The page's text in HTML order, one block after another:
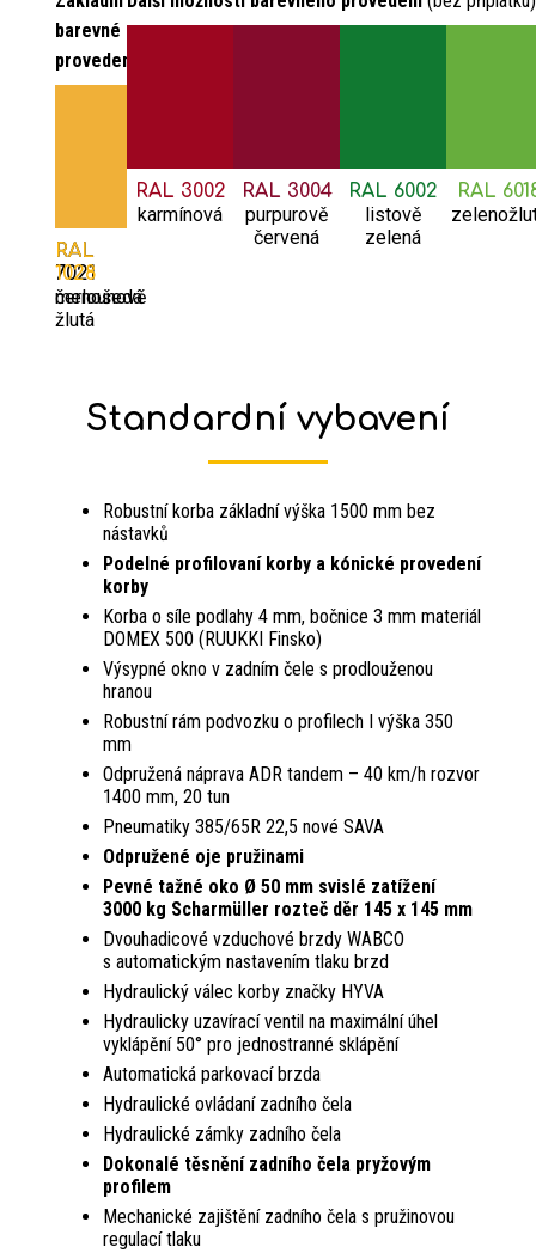
barevné
provedení:
RAL
7021
černošedá
RAL
1028
melounově
žlutá
RAL 3002
karmínová
RAL 3004
purpurově
červená
RAL 6002
listově
zelená
RAL
Standardní vybavení
Robustní korba základní výška 1500 mm bez
nástavků
Podelné profilovaní korby a kónické provedení
korby
Korba o síle podlahy 4 mm, bočnice 3 mm materiál
DOMEX 500 (RUUKKI Finsko)
Výsypné okno v zadním čele s prodlouže­nou
hranou
Robustní rám podvozku o profilech I výška 350
mm
Odpružená náprava ADR tandem – 40 km/h rozvor
1400 mm, 20 tun
Pneumatiky 385/65R 22,5 nové SAVA
Odpružené oje pružinami
Pevné tažné oko Ø 50 mm svislé zatížení
3000 kg Scharmüller rozteč děr 145 x 145 mm
Dvouhadicové vzduchové brzdy WABCO
s automatickým nastavením tlaku brzd
Hydraulický válec korby značky HYVA
Hydraulicky uzavírací ventil na maximální úhel
vyklápění 50° pro jednostranné sklápění
Automatická parkovací brzda
Hydraulické ovládaní zadního čela
Hydraulické zámky zadního čela
Dokonalé těsnění zadního čela pryžovým
profilem
Mechanické zajištění zadního čela s pruži­novou
regulací tlaku